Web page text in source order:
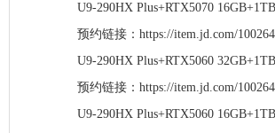
U9-290HX Plus+RTX5070
预约链接：https://item.jd.com/
U9-290HX Plus+RTX5060
预约链接：https://item.jd.com/
U9-290HX Plus+RTX5060